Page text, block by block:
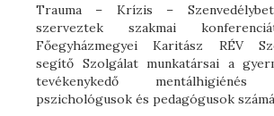
Trauma – Krízis –
szerveztek szakmai
Főegyházmegyei Karitász RÉV
segítő Szolgálat munkatársai a
tevékenykedő mentálhigiénés
pszichológusok és pedagógusok